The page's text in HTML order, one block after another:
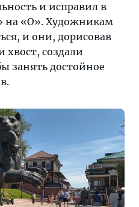
и исправил в
на «О». Художникам
и они, дорисовав
хвост, создали
занять достойное